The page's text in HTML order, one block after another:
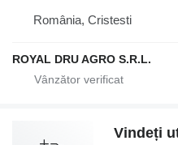
România, Cristesti
ROYAL DRU AGRO S.R.L.
Vindeți